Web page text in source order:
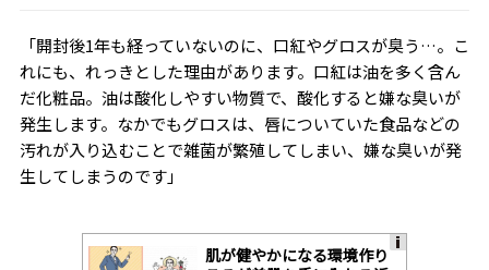
「開封後1年も経っていないのに、口紅やグロスが臭う…。こ
れにも、れっきとした理由があります。口紅は油を多く含ん
だ化粧品。油は酸化しやすい物質で、酸化すると嫌な臭いが
発生します。なかでもグロスは、唇についていた食品などの
汚れが入り込むことで雑菌が繁殖してしまい、嫌な臭いが発
生してしまうのです」
肌が健やかになる環境作り